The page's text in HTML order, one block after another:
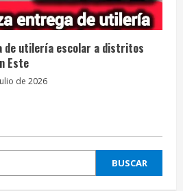
de utilería escolar a distritos
Este
de 2026
BUSCAR